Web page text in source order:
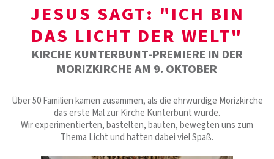
JESUS SAGT: "ICH BIN
DAS LICHT DER WELT"
KIRCHE KUNTERBUNT-PREMIERE IN DER
MORIZKIRCHE AM 9. OKTOBER
Über 50 Familien kamen zusammen, als die ehrwürdige Morizkirche
das erste Mal zur Kirche Kunterbunt wurde.
Wir experimentierten, bastelten, bauten, bewegten uns zum
Thema Licht und hatten dabei viel Spaß.